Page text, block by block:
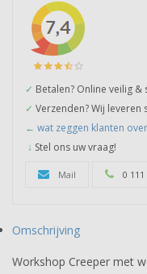
✓ Betalen? Online veilig &
✓ Verzenden? Wij leveren
← wat zeggen klanten
↓ Stel ons uw vraag!
Mail 0 111
Omschrijving
Workshop Creeper met